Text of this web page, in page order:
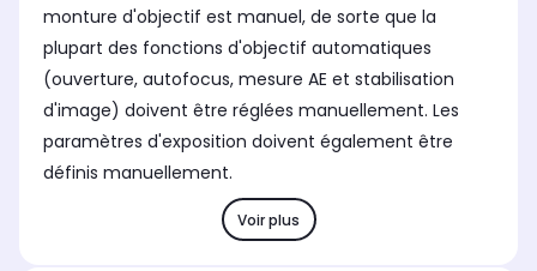
monture d'objectif est manuel, de sorte que la
plupart des fonctions d'objectif automatiques
(ouverture, autofocus, mesure AE et stabilisation
d'image) doivent être réglées manuellement. Les
paramètres d'exposition doivent également être
définis manuellement.
Voir plus